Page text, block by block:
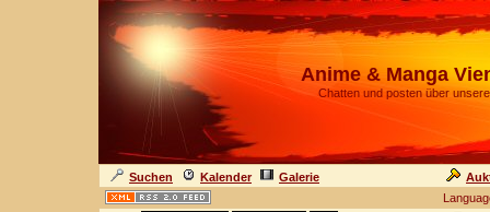
Anime & Manga
Chatten und posten über
Suchen Kalender Galerie